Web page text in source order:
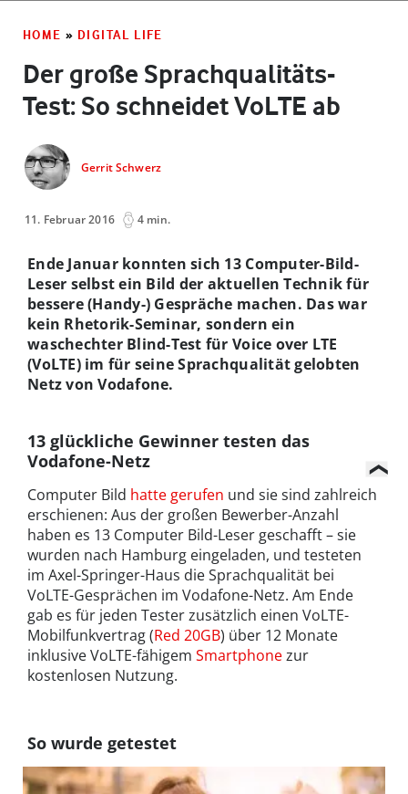
HOME » DIGITAL LIFE
Der große Sprachqualitäts-
Test: So schneidet VoLTE ab
Gerrit Schwerz
11. Februar 2016 4 min.
Ende Januar konnten sich 13 Computer-Bild-
Leser selbst ein Bild der aktuellen Technik für
bessere (Handy-) Gespräche machen. Das war
kein Rhetorik-Seminar, sondern ein
waschechter Blind-Test für Voice over LTE
(VoLTE) im für seine Sprachqualität gelobten
Netz von Vodafone.
13 glückliche Gewinner testen das
Vodafone-Netz
Computer Bild hatte gerufen und sie sind zahlreich
erschienen: Aus der großen Bewerber-Anzahl
haben es 13 Computer Bild-Leser geschafft – sie
wurden nach Hamburg eingeladen, und testeten
im Axel-Springer-Haus die Sprachqualität bei
VoLTE-Gesprächen im Vodafone-Netz. Am Ende
gab es für jeden Tester zusätzlich einen VoLTE-
Mobilfunkvertrag (Red 20GB) über 12 Monate
inklusive VoLTE-fähigem Smartphonezur
kostenlosen Nutzung.
So wurde getestet